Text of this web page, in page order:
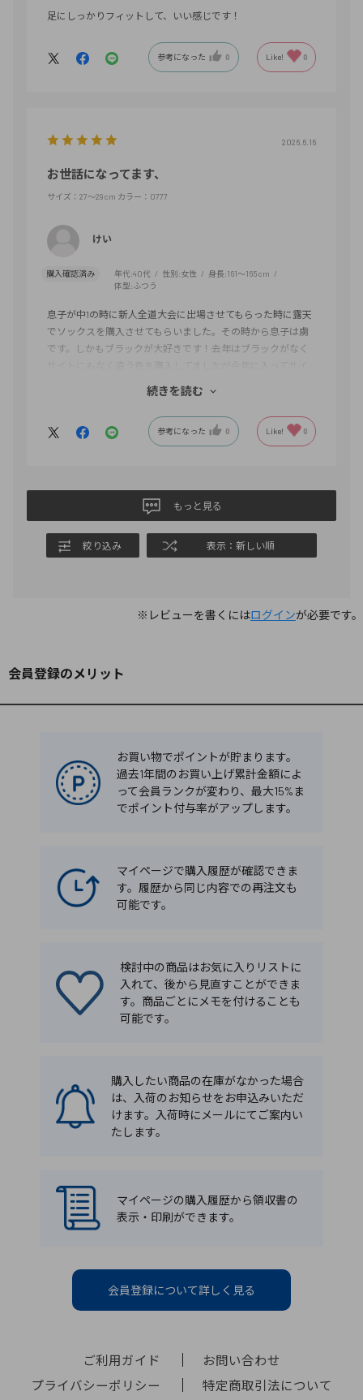
足にしっかりフィットして、いい感じです！
参考になった 0 Like! 0
2026.6.16
お世話になってます、
サイズ：27～29cm カラー：0777
けい
購入確認済み 年代:40代 性別:女性 身長:161～165cm
体型:ふつう
息子が中1の時に新人全道大会に出場させてもらった時に露天
でソックスを購入させてもらいました。その時から息子は虜
です。しかもブラックが大好きです！去年はブラックがなく
たいです！これからも購入させてもらいます。
続きを読む
参考になった 0 Like! 0
もっと見る
絞り込み 表示：新しい順
※レビューを書くにはログインが必要です。
会員登録のメリット
お買い物でポイントが貯まります。
過去1年間のお買い上げ累計金額によ
って会員ランクが変わり、最大15%ま
でポイント付与率がアップします。
マイページで購入履歴が確認できま
す。履歴から同じ内容での再注文も
可能です。
検討中の商品はお気に入りリストに
入れて、後から見直すことができま
す。商品ごとにメモを付けることも
可能です。
購入したい商品の在庫がなかった場合
は、入荷のお知らせをお申込みいただ
けます。入荷時にメールにてご案内い
たします。
マイページの購入履歴から領収書の
表示・印刷ができます。
会員登録について詳しく見る
ご利用ガイド
お問い合わせ
プライバシーポリシー
特定商取引法について